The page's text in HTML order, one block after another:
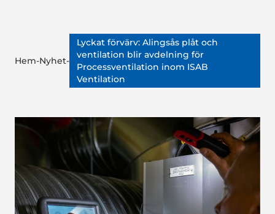
Hem-Nyhet-
Lyckat förvärv: Alingsås plåt och
ventilation blir avdelning för
Processventilation inom ISAB
Ventilation